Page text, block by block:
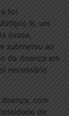
foi
III, um
óssea,
submeteu ao
da doença em
necessário
com
de